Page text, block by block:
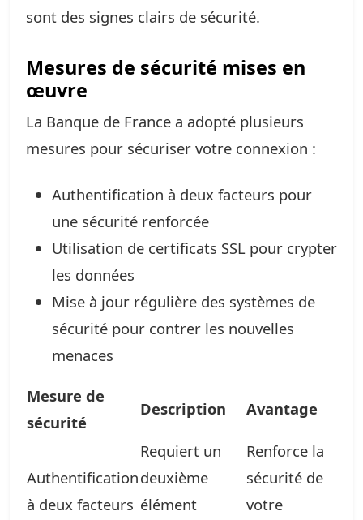
sont des signes clairs de sécurité.
Mesures de sécurité mises en
œuvre
La Banque de France a adopté plusieurs
mesures pour sécuriser votre connexion :
Authentification à deux facteurs pour
une sécurité renforcée
Utilisation de certificats SSL pour crypter
les données
Mise à jour régulière des systèmes de
sécurité pour contrer les nouvelles
menaces
Mesure de
sécurité
Description Avantage
Authentification
à deux facteurs
Requiert un
deuxième
élément
Renforce la
sécurité de
votre